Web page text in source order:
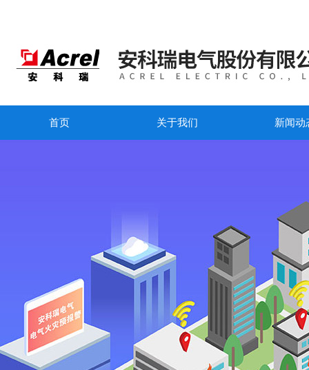
首页 关于我们 新闻动